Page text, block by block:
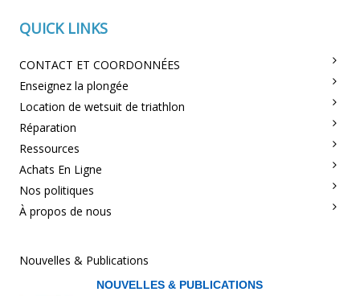
QUICK LINKS
CONTACT ET COORDONNÉES
Enseignez la plongée
Location de wetsuit de triathlon
Réparation
Ressources
Achats En Ligne
Nos politiques
À propos de nous
Nouvelles & Publications
NOUVELLES & PUBLICATIONS